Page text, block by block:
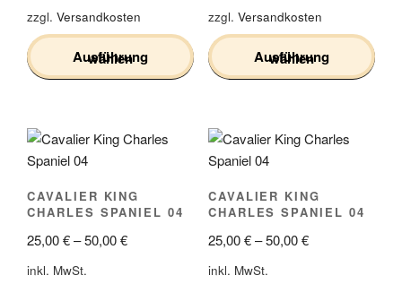
zzgl. Versandkosten
Ausführung wählen
weist
mehrere
auf.
Optionen
können
zzgl. Versandkosten
Ausführung wählen
weist
mehrere
auf.
Optionen
können
CAVALIER KING
CHARLES SPANIEL 04
25,00€–50,00€
inkl. MwSt.
CAVALIER KING
CHARLES SPANIEL 04
25,00€–50,00€
inkl. MwSt.